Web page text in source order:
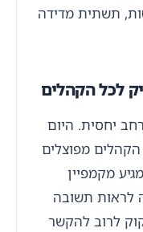
תשתית מדידה
לכל הקהלים
יחסית. היום
הקהלים מפוצלים
מקמפיין
לראות תשובה
לרוב להקשר